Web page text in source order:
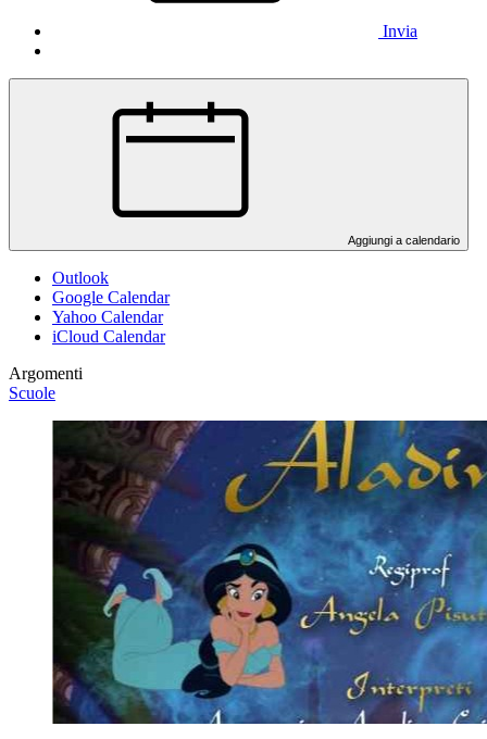
Invia
Aggiungi a calendario
Outlook
Google Calendar
Yahoo Calendar
iCloud Calendar
Argomenti
Scuole